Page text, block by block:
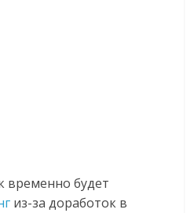
временно будет
из-за доработок в